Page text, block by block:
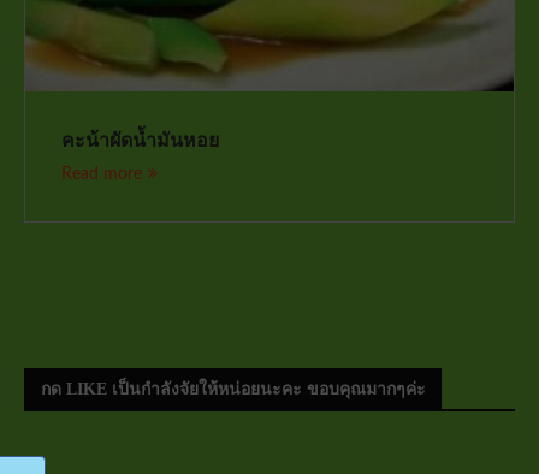
คะน้าผัดน้ำมันหอย
Read more
กด LIKE เป็นกำลังจัยให้หน่อยนะคะ ขอบคุณมากๆค่ะ